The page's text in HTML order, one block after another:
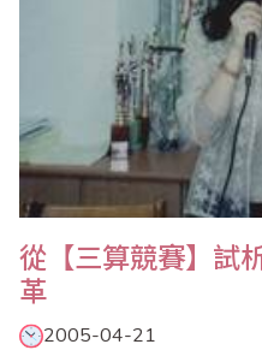
從【三算競賽】試
革
2005-04-21